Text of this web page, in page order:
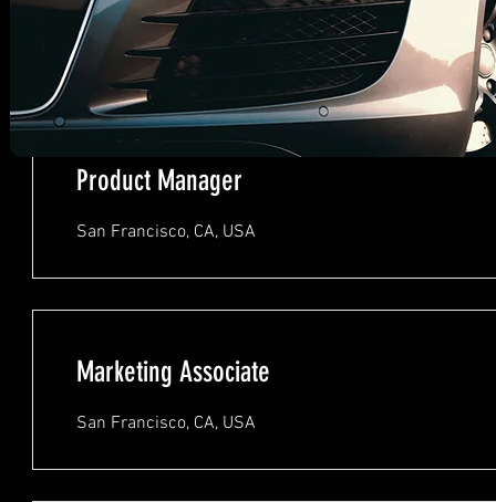
San Francisco, CA, USA
Product Manager
San Francisco, CA, USA
Marketing Associate
San Francisco, CA, USA